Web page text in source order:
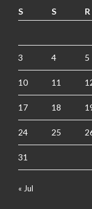
S
S R
3 4 5
10 11
17 18
24 25
31
« Jul